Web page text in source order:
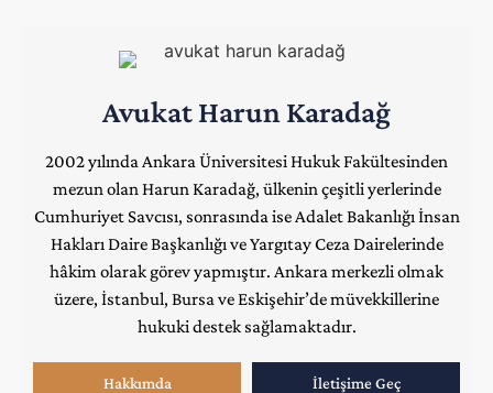
Avukat Harun Karadağ
2002 yılında Ankara Üniversitesi Hukuk Fakültesinden
mezun olan Harun Karadağ, ülkenin çeşitli yerlerinde
Cumhuriyet Savcısı, sonrasında ise Adalet Bakanlığı İnsan
Hakları Daire Başkanlığı ve Yargıtay Ceza Dairelerinde
hâkim olarak görev yapmıştır. Ankara merkezli olmak
üzere, İstanbul, Bursa ve Eskişehir’de müvekkillerine
hukuki destek sağlamaktadır.
Hakkımda İletişime Geç